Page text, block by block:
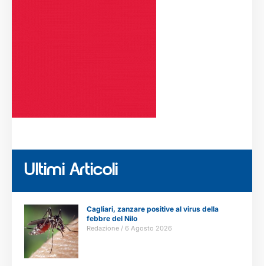
Ultimi Articoli
Cagliari, zanzare positive al virus della
febbre del Nilo
Redazione 6 Agosto 2026